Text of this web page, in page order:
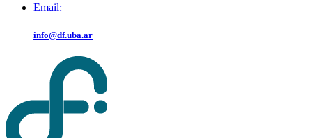
Email:
info@df.uba.ar